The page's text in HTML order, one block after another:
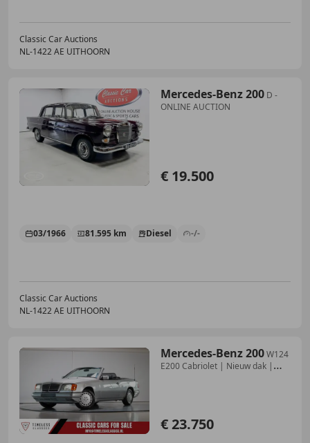
Classic Car Auctions
NL-1422 AE UITHOORN
Mercedes-Benz 200 D -
ONLINE AUCTION
€ 19.500
03/1966 81.595 km Diesel -/-
Classic Car Auctions
NL-1422 AE UITHOORN
Mercedes-Benz 200W124
E200 Cabriolet | Nieuw dak |
€ 23.750